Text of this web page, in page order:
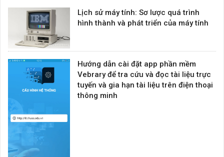
Lịch sử máy tính: Sơ lược quá trình
hình thành và phát triển của máy tính
Hướng dẫn cài đặt app phần mềm
Vebrary để tra cứu và đọc tài liệu trực
tuyến và gia hạn tài liệu trên điện thoại
thông minh